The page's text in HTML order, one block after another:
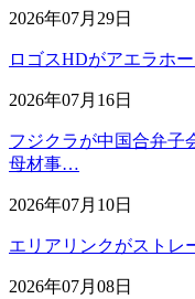
2026年07月29日
ロゴスHDがアエラホ
2026年07月16日
フジクラが中国合弁
母材事…
2026年07月10日
エリアリンクがストレ
2026年07月08日